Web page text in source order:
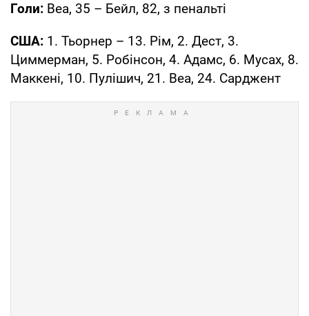
Голи: Веа, 35 – Бейл, 82, з пенальті
США: 1. Тьорнер – 13. Рім, 2. Дест, 3.
Циммерман, 5. Робінсон, 4. Адамс, 6. Мусах, 8.
Маккені, 10. Пулішич, 21. Веа, 24. Сарджент